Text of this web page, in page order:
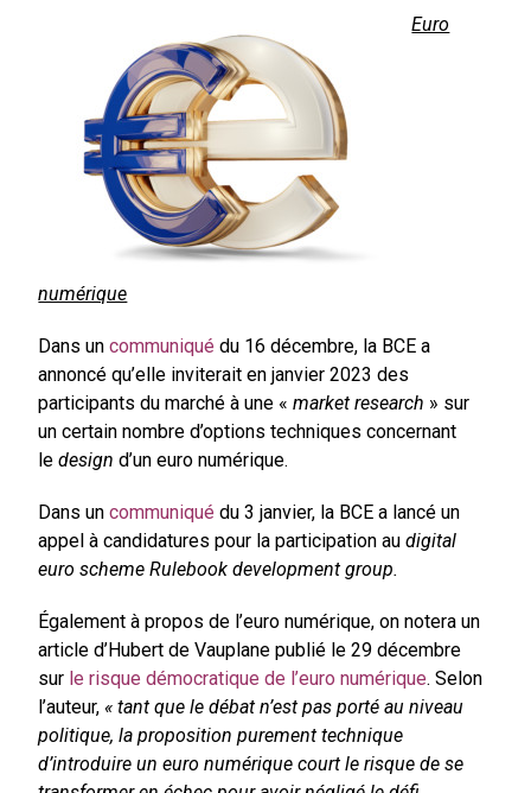
Euro
numérique
Dans uncommuniqué du 16 décembre, la BCE a
annoncé qu’elle inviterait en janvier 2023 des
participants du marché à une «market research » sur
un certain nombre d’options techniques concernant
ledesign d’un euro numérique.
Dans uncommuniqué du 3 janvier, la BCE a lancé un
appel à candidatures pour la participation audigital
euro scheme Rulebook development group.
Également à propos de l’euro numérique, on notera un
article d’Hubert de Vauplane publié le 29 décembre
sur le risque démocratique de l’euro numérique. Selon
l’auteur,« tant que le débat n’est pas porté au niveau
politique, la proposition purement technique
d’introduire un euro numérique court le risque de se